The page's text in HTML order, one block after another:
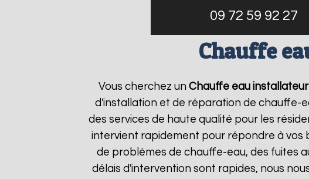
09 72 59 92 27
Chauffe
Vous cherchez un Chauffe eau
d'installation et de réparation de chauffe-
des services de haute qualité pour les
intervient rapidement pour répondre à vos
de problèmes de chauffe-eau, des fuites
délais d'intervention sont rapides, nous